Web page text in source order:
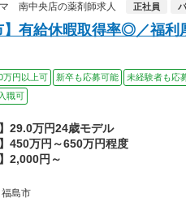
南中央店の薬剤師求人
正社員
】有給休暇取得率◎／福
万円以上可 新卒も応募可能 未経験者も応
職可
】29.0万円24歳モデル
】450万円～650万円程度
2,000円～
島市